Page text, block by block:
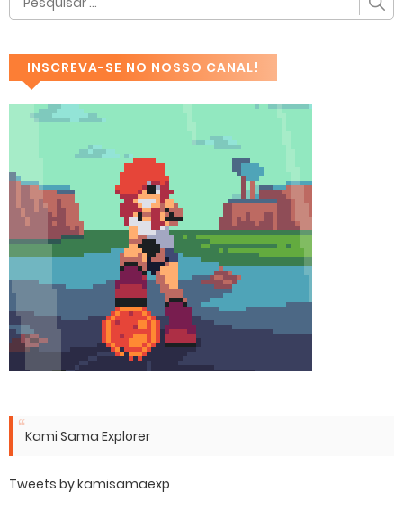
INSCREVA-SE NO NOSSO CANAL!
Kami Sama Explorer
Tweets by kamisamaexp